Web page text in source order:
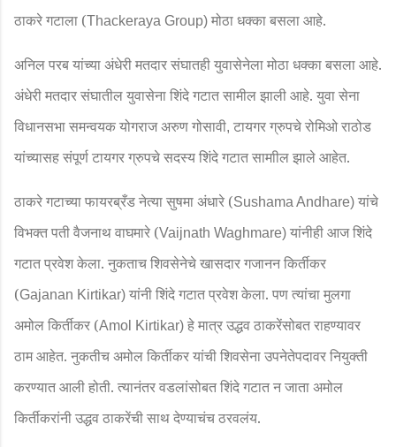
ठाकरे गटाला (Thackeraya Group) मोठा धक्का बसला आहे.
अनिल परब यांच्या अंधेरी मतदार संघातही युवासेनेला मोठा धक्का बसला आहे.
अंधेरी मतदार संघातील युवासेना शिंदे गटात सामील झाली आहे. युवा सेना
विधानसभा समन्वयक योगराज अरुण गोसावी, टायगर ग्रुपचे रोमिओ राठोड
यांच्यासह संपूर्ण टायगर ग्रुपचे सदस्य शिंदे गटात सामाील झाले आहेत.
ठाकरे गटाच्या फायरब्रँड नेत्या सुषमा अंधारे (Sushama Andhare) यांचे
विभक्त पती वैजनाथ वाघमारे (Vaijnath Waghmare) यांनीही आज शिंदे
गटात प्रवेश केला. नुकताच शिवसेनेचे खासदार गजानन किर्तीकर
(Gajanan Kirtikar) यांनी शिंदे गटात प्रवेश केला. पण त्यांचा मुलगा
अमोल किर्तीकर (Amol Kirtikar) हे मात्र उद्धव ठाकरेंसोबत राहण्यावर
ठाम आहेत. नुकतीच अमोल किर्तीकर यांची शिवसेना उपनेतेपदावर नियुक्ती
करण्यात आली होती. त्यानंतर वडलांसोबत शिंदे गटात न जाता अमोल
किर्तीकरांनी उद्धव ठाकरेंची साथ देण्याचंच ठरवलंय.